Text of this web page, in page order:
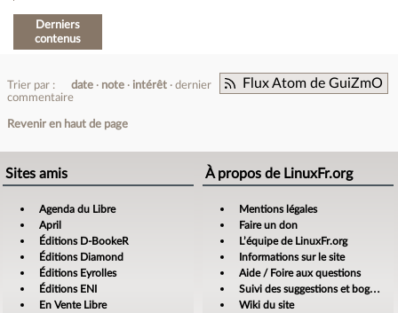
Derniers
contenus
Flux Atom de GuiZmO
Trier par : date note intérêt
dernier
commentaire
Revenir en haut de page
Sites amis
Agenda du Libre
April
Éditions D-BookeR
Éditions Diamond
Éditions Eyrolles
Éditions ENI
En Vente Libre
À propos de LinuxFr.org
Mentions légales
Faire un don
L’équipe de LinuxFr.org
Informations sur le site
Aide / Foire aux questions
Suivi des suggestions et bogues
Wiki du site